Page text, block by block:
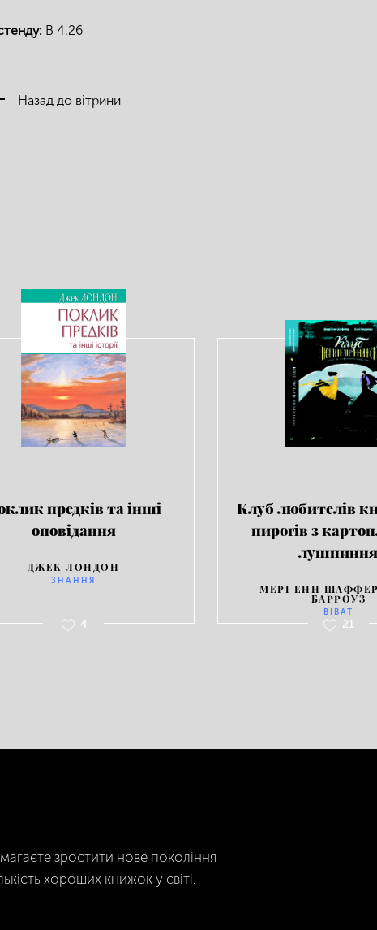
В 4.26
Назад до вітрини
предків та інші
оповідання
ДЖЕК ЛОНДОН
ЗНАННЯ
4
Клуб любителів
пирогів з
лушпиння
МЕРІ ЕНН
БАРРОУЗ
ВІВАТ
21
зростити нове покоління
хороших книжок у світі.